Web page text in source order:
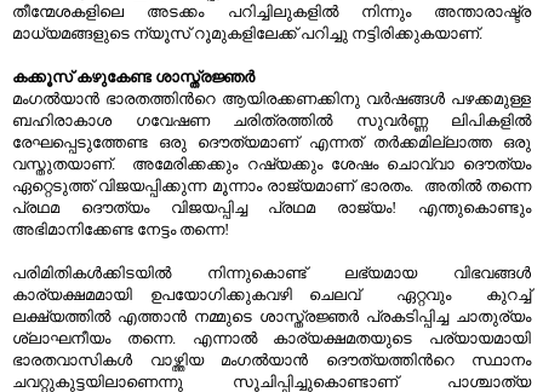
തീന്മേശകളിലെ അടക്കം പറിച്ചിലുകളില്‍ നിന്നും അന്താരാഷ്ട്ര
മാധ്യമങ്ങളുടെ ന്യൂസ് റൂമുകളിലേക്ക് പറിച്ചു നട്ടിരിക്കുകയാണ്.
കക്കൂസ് കഴുകേണ്ട ശാസ്ത്രജ്ഞര്‍
മംഗല്‍യാന്‍ ഭാരതത്തിന്‍റെ ആയിരക്കണക്കിനു വര്‍ഷങ്ങള്‍ പഴക്കമുള്ള
ബഹിരാകാശ ഗവേഷണ ചരിത്രത്തില്‍ സുവര്‍ണ്ണ ലിപികളില്‍
രേഘപ്പെടുത്തേണ്ട ഒരു ദൌത്യമാണ് എന്നത് തര്‍ക്കമില്ലാത്ത ഒരു
വസ്തുതയാണ്. അമേരിക്കക്കും റഷ്യക്കും ശേഷം ചൊവ്വാ ദൌത്യം
ഏറ്റെടുത്ത് വിജയപ്പിക്കുന്ന മൂന്നാം രാജ്യമാണ് ഭാരതം. അതില്‍ തന്നെ
പ്രഥമ ദൌത്യം വിജയപ്പിച്ച പ്രഥമ രാജ്യം! എന്തുകൊണ്ടും
അഭിമാനിക്കേണ്ട നേട്ടം തന്നെ!
പരിമിതികള്‍ക്കിടയില്‍ നിന്നുകൊണ്ട് ലഭ്യമായ വിഭവങ്ങള്‍
കാര്യക്ഷമമായി ഉപയോഗിക്കുകവഴി ചെലവ് ഏറ്റവും കുറച്ച്
ലക്ഷ്യത്തില്‍ എത്താന്‍ നമ്മുടെ ശാസ്ത്രജ്ഞര്‍ പ്രകടിപ്പിച്ച ചാതുര്യം
ശ്ലാഘനീയം തന്നെ. എന്നാല്‍ കാര്യക്ഷമതയുടെ പര്യായമായി
ഭാരതവാസികള്‍ വാഴ്ത്തിയ മംഗല്‍യാന്‍ ദൌത്യത്തിന്‍റെ സ്ഥാനം
ചവറ്റുകുട്ടയിലാണെന്നു സൂചിപ്പിച്ചുകൊണ്ടാണ് പാശ്ചാത്യ